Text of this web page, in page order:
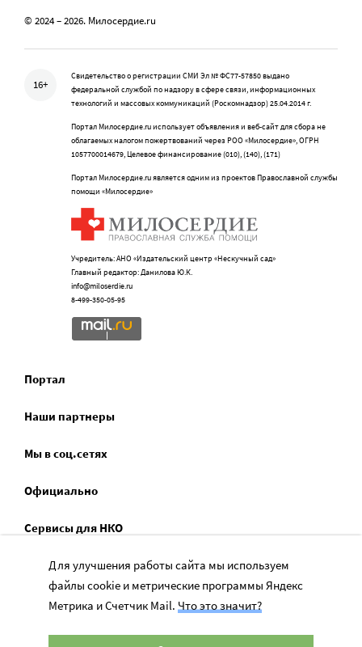
© 2024 – 2026. Милосердие.ru
16+
Свидетельство о регистрации СМИ Эл № ФС77-57850 выдано
федеральной службой по надзору в сфере связи, информационных
технологий и массовых коммуникаций (Роскомнадзор) 25.04.2014 г.
Портал Милосердие.ru использует объявления и веб-сайт для сбора не
облагаемых налогом пожертвований через РОО «Милосердие», ОГРН
1057700014679, Целевое финансирование (010), (140), (171)
Портал Милосердие.ru является одним из проектов Православной службы
помощи «Милосердие»
Учредитель: АНО «Издательский центр «Нескучный сад»
Главный редактор: Данилова Ю.К.
info@miloserdie.ru
8-499-350-05-95
Портал
Наши партнеры
Мы в соц.сетях
Официально
Сервисы для НКО
Спецпроекты
Социальное служение
Для улучшения работы сайта мы используем
файлы cookie и метрические программы Яндекс
Метрика и Счетчик Mail. Что это значит?